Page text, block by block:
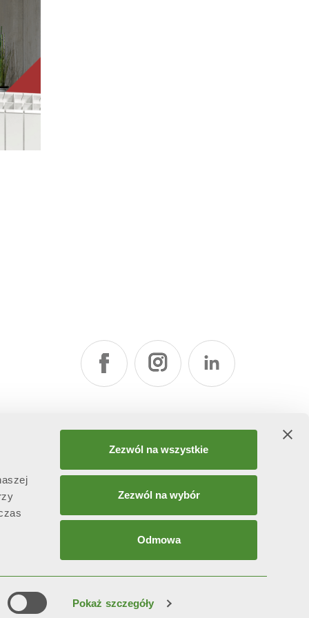
Pokaż szczegóły
Zezwól na wszystkie
Zezwól na wybór
Odmowa